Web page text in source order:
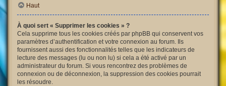
Haut
À quoi sert « Supprimer les cookies » ?
Cela supprime tous les cookies créés par phpBB qui conservent vos
paramètres d’authentification et votre connexion au forum. Ils
fournissent aussi des fonctionnalités telles que les indicateurs de
lecture des messages (lu ou non lu) si cela a été activé par un
administrateur du forum. Si vous rencontrez des problèmes de
connexion ou de déconnexion, la suppression des cookies pourrait
les résoudre.